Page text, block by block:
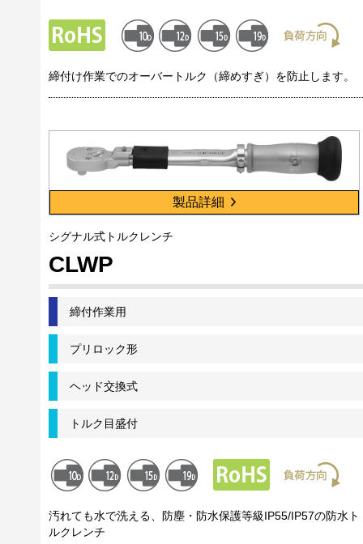
締付け作業でのオーバートルク（締めすぎ）を防止します。
製品詳細
シグナル式トルクレンチ
CLWP
締付作業用
プリロック形
ヘッド交換式
トルク目盛付
汚れても水で洗える、防塵・防水保護等級IP55/IP57の防水ト
ルクレンチ